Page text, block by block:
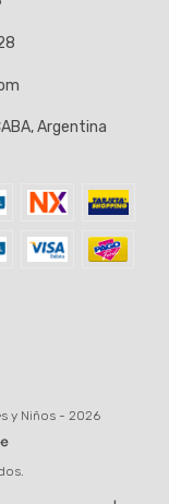
Argentina
y Niños - 2026